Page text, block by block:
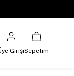
GirişiSepetim